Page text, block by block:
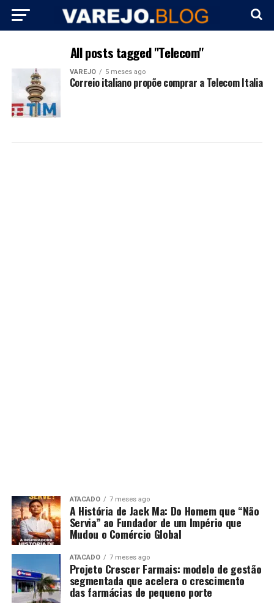
All posts tagged "Telecom"
VAREJO 5 meses ago
Correio italiano propõe comprar a Telecom Italia
ATACADO 7 meses ago
A História de Jack Ma: Do Homem que “Não
Servia” ao Fundador de um Império que
Mudou o Comércio Global
ATACADO 7 meses ago
Projeto Crescer Farmais: modelo de gestão
segmentada que acelera o crescimento
das farmácias de pequeno porte